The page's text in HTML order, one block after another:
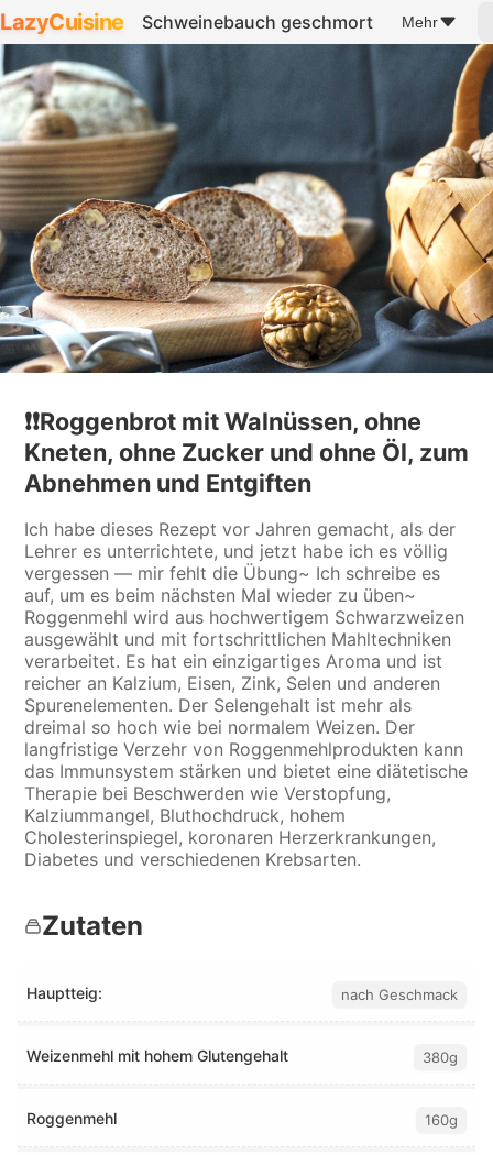
LazyCuisine Schweinebauch geschmort Mehr
❗️❗️Roggenbrot mit Walnüssen, ohne
Kneten, ohne Zucker und ohne Öl, zum
Abnehmen und Entgiften
Ich habe dieses Rezept vor Jahren gemacht, als der
Lehrer es unterrichtete, und jetzt habe ich es völlig
vergessen — mir fehlt die Übung~ Ich schreibe es
auf, um es beim nächsten Mal wieder zu üben~
Roggenmehl wird aus hochwertigem Schwarzweizen
ausgewählt und mit fortschrittlichen Mahltechniken
verarbeitet. Es hat ein einzigartiges Aroma und ist
reicher an Kalzium, Eisen, Zink, Selen und anderen
Spurenelementen. Der Selengehalt ist mehr als
dreimal so hoch wie bei normalem Weizen. Der
langfristige Verzehr von Roggenmehlprodukten kann
das Immunsystem stärken und bietet eine diätetische
Therapie bei Beschwerden wie Verstopfung,
Kalziummangel, Bluthochdruck, hohem
Cholesterinspiegel, koronaren Herzerkrankungen,
Diabetes und verschiedenen Krebsarten.
Zutaten
Hauptteig: nach Geschmack
Weizenmehl mit hohem Glutengehalt 380g
Roggenmehl 160g